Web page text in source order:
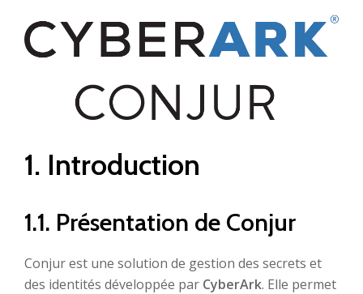
1. Introduction
1.1. Présentation de Conjur
Conjur est une solution de gestion des secrets et
des identités développée par CyberArk. Elle permet